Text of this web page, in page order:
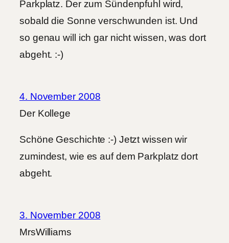
Parkplatz. Der zum Sündenpfuhl wird,
sobald die Sonne verschwunden ist. Und
so genau will ich gar nicht wissen, was dort
abgeht. :-)
4. November 2008
Der Kollege
Schöne Geschichte :-) Jetzt wissen wir
zumindest, wie es auf dem Parkplatz dort
abgeht.
3. November 2008
MrsWilliams